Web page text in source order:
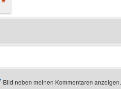
-Bild neben meinen Kommentaren anzeigen.